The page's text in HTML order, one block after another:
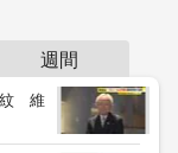
週間
紋 維